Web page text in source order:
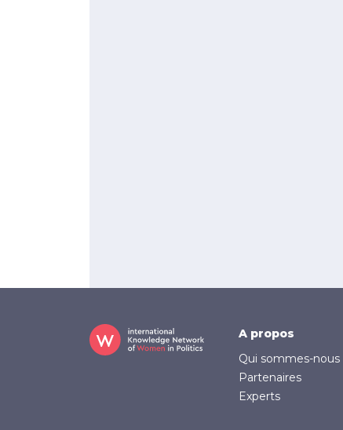
Footer
A propos
Qui sommes-nous
Partenaires
Experts